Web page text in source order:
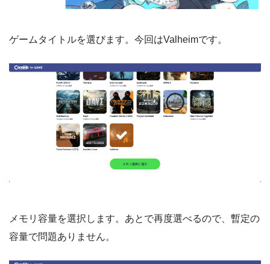
ゲームタイトルを選びます。今回はValheimです。
メモリ容量を選択します。あとで再度選べるので、暫定の
容量で問題ありません。